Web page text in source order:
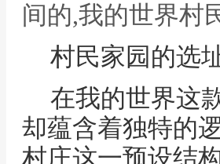
间的,我的世界村
村民家园的选
在我的世界这
却蕴含着独特的
村庄这一预设结